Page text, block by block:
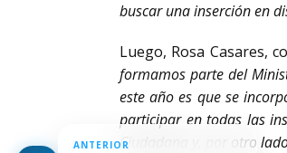
buscar una inserción en
Luego, Rosa Casares,
formamos parte del
este año es que se
participar en todas las
Ciudadana y, por otro
ANTERIOR